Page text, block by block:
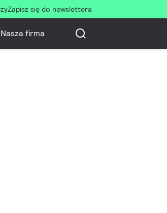
Zapisz się do newslettera
Nasza firma